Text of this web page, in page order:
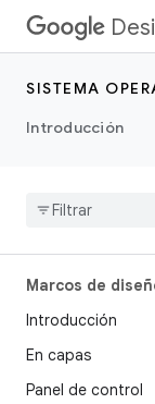
SISTEMA
Introducción
Marcos de
Introducción
En capas
Panel de control